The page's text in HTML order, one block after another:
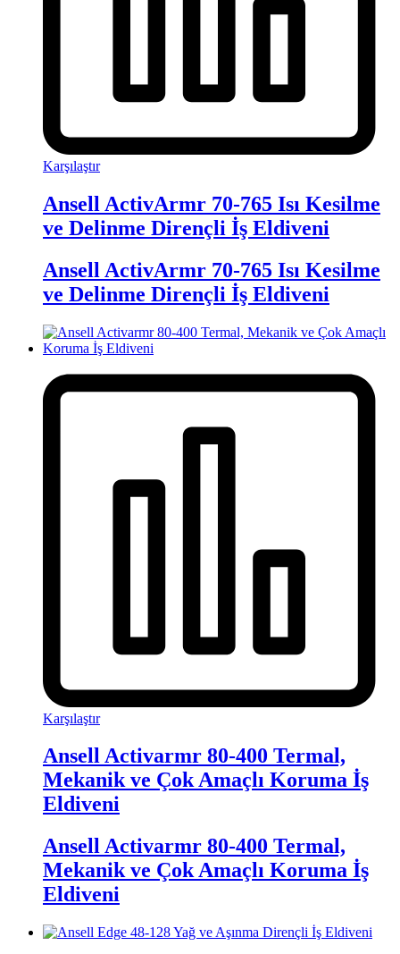
Karşılaştır
Ansell ActivArmr 70-765 Isı Kesilme
ve Delinme Dirençli İş Eldiveni
Ansell ActivArmr 70-765 Isı Kesilme
ve Delinme Dirençli İş Eldiveni
Karşılaştır
Ansell Activarmr 80-400 Termal,
Mekanik ve Çok Amaçlı Koruma İş
Eldiveni
Ansell Activarmr 80-400 Termal,
Mekanik ve Çok Amaçlı Koruma İş
Eldiveni